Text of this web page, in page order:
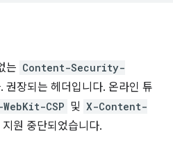
는 Content-Security-
권장되는 헤더입니다. 온라인 튜
CSP 및 X-Content-
지원 중단되었습니다.